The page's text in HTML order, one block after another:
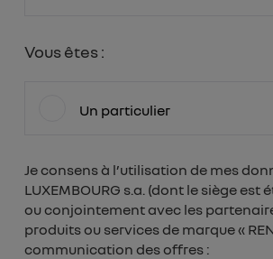
Vous êtes :
Un particulier
Je consens à l’utilisation de mes
LUXEMBOURG s.a. (dont le siège est
ou conjointement avec les
produits ou services de marque «
communication des offres :